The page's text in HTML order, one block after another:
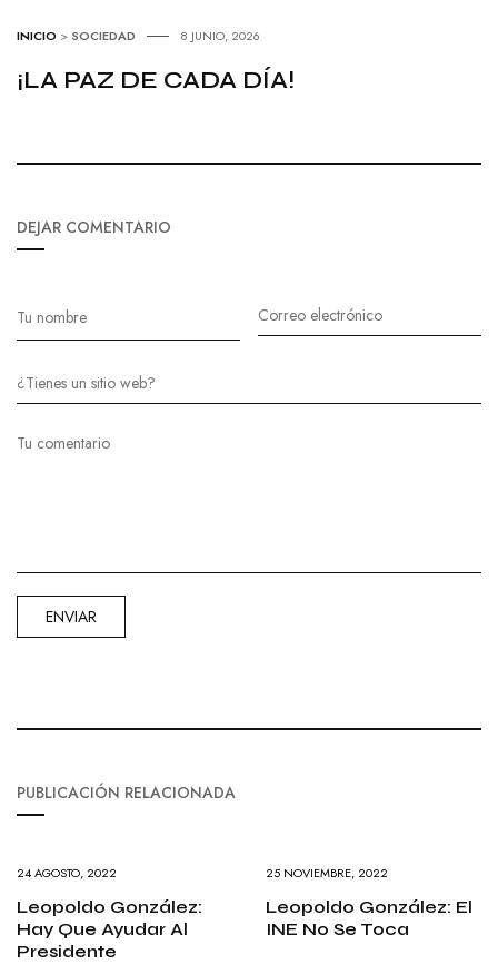
INICIO > SOCIEDAD 8 JUNIO, 2026
¡LA PAZ DE CADA DÍA!
DEJAR COMENTARIO
PUBLICACIÓN RELACIONADA
24 AGOSTO, 2022
Leopoldo González:
Hay Que Ayudar Al
Presidente
25 NOVIEMBRE, 2022
Leopoldo González: El
INE No Se Toca